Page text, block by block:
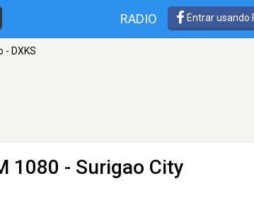
RADIO Entrar usando
- DXKS
1080 - Surigao City